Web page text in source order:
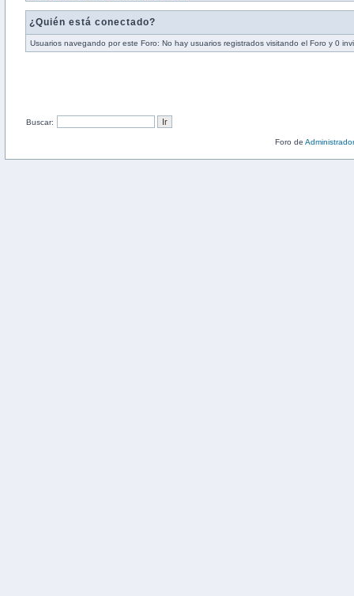
¿Quién está conectado?
Usuarios navegando por este Foro: No hay usuarios registrados visitando el Foro y 0
Buscar:
Foro de